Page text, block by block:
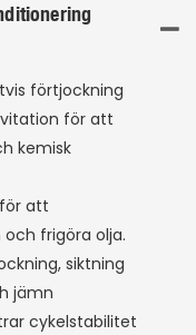
förtjockning
för att
kemisk
att
frigöra olja.
siktning
jämn
cykelstabilitet